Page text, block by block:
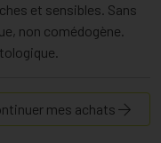
et sensibles. Sans
non comédogène.
mes achats